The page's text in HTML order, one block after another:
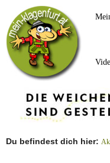
Du befindest dich hier: